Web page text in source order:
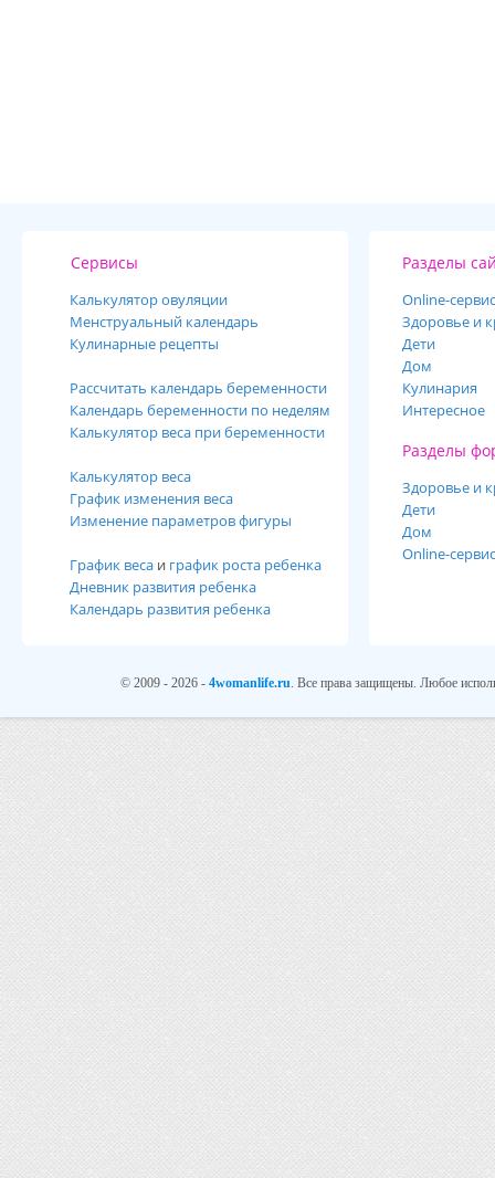
Сервисы
Калькулятор овуляции
Менструальный календарь
Кулинарные рецепты
Рассчитать календарь беременности
Календарь беременности по неделям
Калькулятор веса при беременности
Калькулятор веса
График изменения веса
Изменение параметров фигуры
График веса и график роста ребенка
Дневник развития ребенка
Календарь развития ребенка
Разделы
Online-
Здоровье и
Дети
Дом
Кулинария
Интересное
Разделы
Здоровье и
Дети
Дом
Online-
© 2009 - 2026 - 4womanlife.ru. Все права защищены. Любое